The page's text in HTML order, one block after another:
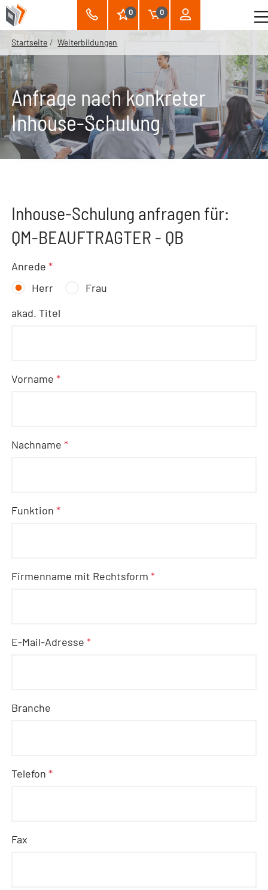
0 0
Startseite Weiterbildungen
Anfrage nach konkreter
Inhouse-Schulung
Inhouse-Schulung anfragen für:
QM-BEAUFTRAGTER - QB
Anrede*
Herr
Frau
akad. Titel
Vorname*
Nachname*
Funktion*
Firmenname mit Rechtsform*
E-Mail-Adresse*
Branche
Telefon*
Fax